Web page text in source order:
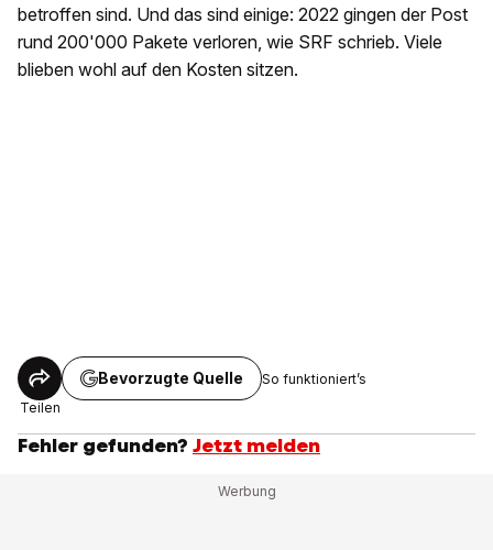
betroffen sind. Und das sind einige: 2022 gingen der Post
rund 200'000 Pakete verloren, wie SRF schrieb. Viele
blieben wohl auf den Kosten sitzen.
Teilen
Bevorzugte Quelle So funktioniert’s
Fehler gefunden? Jetzt melden